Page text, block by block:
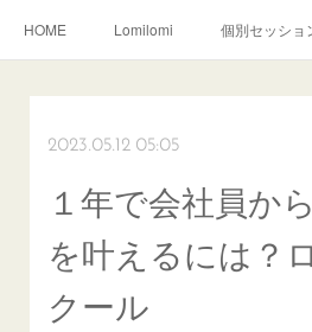
HOME Lomilomi 個別セッショ
School無料説明会
2023.05.12 05:05
１年で会社員か
を叶えるには？
クール